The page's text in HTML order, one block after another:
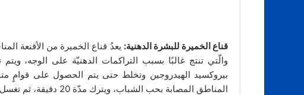
قناع الخميرة للبشرة الدهنية: يعدُ قناع الخميرة من الأقنعة
والّتي تنتج غالبًا بسبب التراكمات الدهنيّة على الوجه،
بيروكسيد الهيدروجين وتخلط حتى يتم الحصول على قوامٍ
المناطق المصابة بحب الشباب، ويترك مدّة 20 دقيقة، ثم تغسل بالماء الدافئ أو البابونج.